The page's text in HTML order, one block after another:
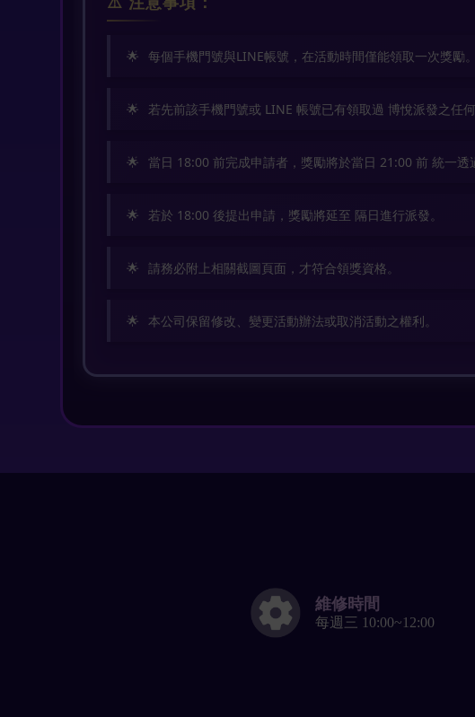
每個手機門號與LINE帳號，在活動時間僅能領取一次獎勵。
若先前該手機門號或 LINE 帳號已有領取過 博悅派發之任
當日 18:00 前完成申請者，獎勵將於當日 21:00 前 統一透
若於 18:00 後提出申請，獎勵將延至 隔日進行派發。
請務必附上相關截圖頁面，才符合領獎資格。
本公司保留修改、變更活動辦法或取消活動之權利。
維修時間
每週三 10:00~12:00